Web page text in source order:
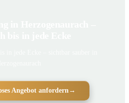
Angebot anfordern→